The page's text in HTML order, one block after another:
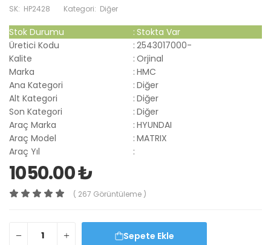
SK: HP2428 Kategori: Diğer
Stok Durumu : Stokta Var
Üretici Kodu
: 2543017000-
Kalite
: Orjinal
Marka
: HMC
Ana Kategori
: Diğer
Alt Kategori
: Diğer
Son Kategori
: Diğer
Araç Marka
: HYUNDAI
Araç Model
: MATRIX
Araç Yıl
:
1050.00 ₺
( 267 Görüntüleme )
Sepete Ekle